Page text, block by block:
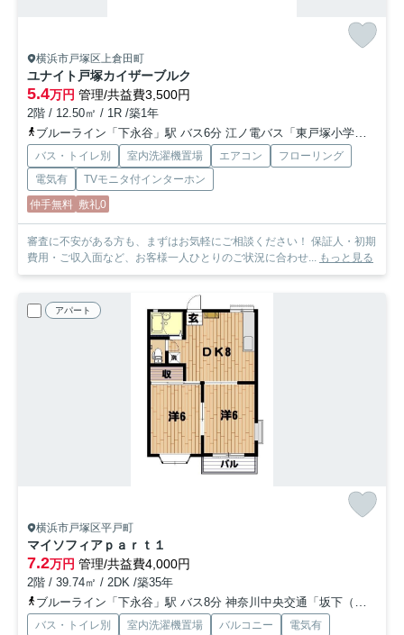
横浜市戸塚区上倉田町
ユナイト戸塚カイザーブルク
5.4万円 管理/共益費3,500円
2階 / 12.50㎡ / 1R /築1年
ブルーライン「下永谷」駅 バス6分 江ノ電バス「東戸塚小学校入口」 停歩12分
バス・トイレ別 室内洗濯機置場 エアコン
フローリング
電気有
TVモニタ付インターホン
仲手無料 敷礼0
審査に不安がある方も、まずはお気軽にご相談ください！ 保証人・初期
費用・ご収入面など、お客様一人ひとりのご状況に合わせ...
もっと見る
アパート
横浜市戸塚区平戸町
マイソフィアｐａｒｔ１
7.2万円 管理/共益費4,000円
2階 / 39.74㎡ / 2DK /築35年
ブルーライン「下永谷」駅 バス8分 神奈川中央交通「坂下（横浜市戸塚区）」 停歩4分
バス・トイレ別 室内洗濯機置場 バルコニー
電気有